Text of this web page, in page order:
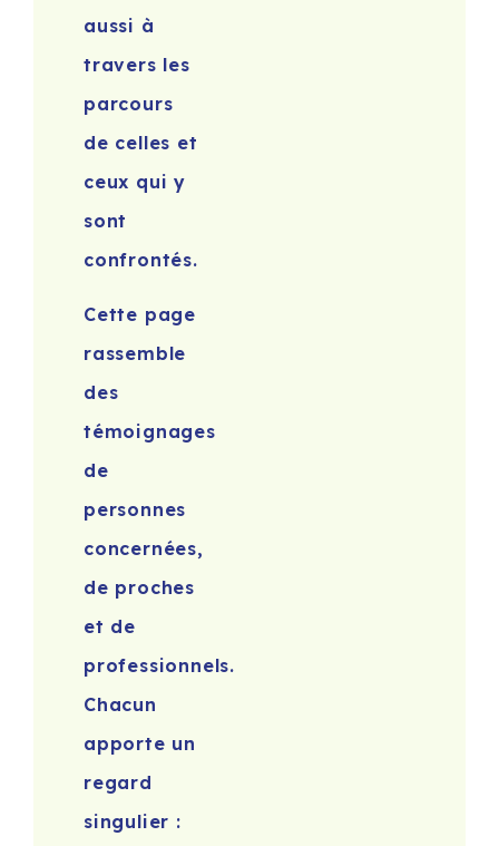
aussi à
travers les
parcours
de celles et
ceux qui y
sont
confrontés.
Cette page
rassemble
des
témoignages
de
personnes
concernées,
de proches
et de
professionnels.
Chacun
apporte un
regard
singulier :